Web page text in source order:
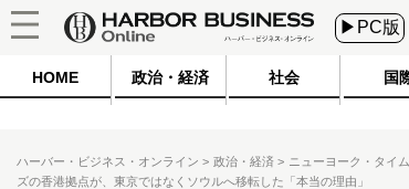
▶PC版
HOME 政治・経済 社会 国
ハーバー・ビジネス・オンライン 政治・経済
ニューヨーク・タイム
ズの香港拠点が、東京ではなくソウルへ移転した「本当の理由」